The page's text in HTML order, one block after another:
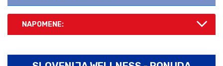
NAPOMENE: